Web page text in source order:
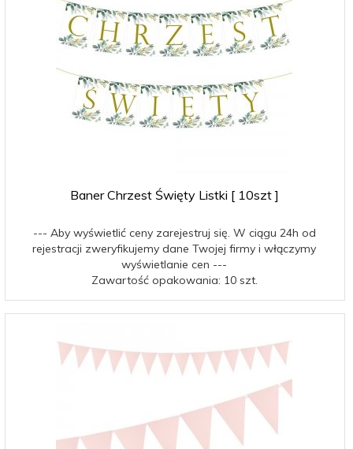
Baner Chrzest Święty Listki [ 10szt ]
--- Aby wyświetlić ceny zarejestruj się. W ciągu 24h od
rejestracji zweryfikujemy dane Twojej firmy i włączymy
wyświetlanie cen ---
Zawartość opakowania: 10 szt.